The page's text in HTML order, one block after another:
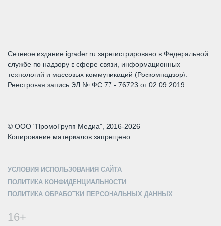
Сетевое издание igrader.ru зарегистрировано в Федеральной
службе по надзору в сфере связи, информационных
технологий и массовых коммуникаций (Роскомнадзор).
Реестровая запись ЭЛ № ФС 77 - 76723 от 02.09.2019
© ООО "ПромоГрупп Медиа", 2016-2026
Копирование материалов запрещено.
УСЛОВИЯ ИСПОЛЬЗОВАНИЯ САЙТА
ПОЛИТИКА КОНФИДЕНЦИАЛЬНОСТИ
ПОЛИТИКА ОБРАБОТКИ ПЕРСОНАЛЬНЫХ ДАННЫХ
16+